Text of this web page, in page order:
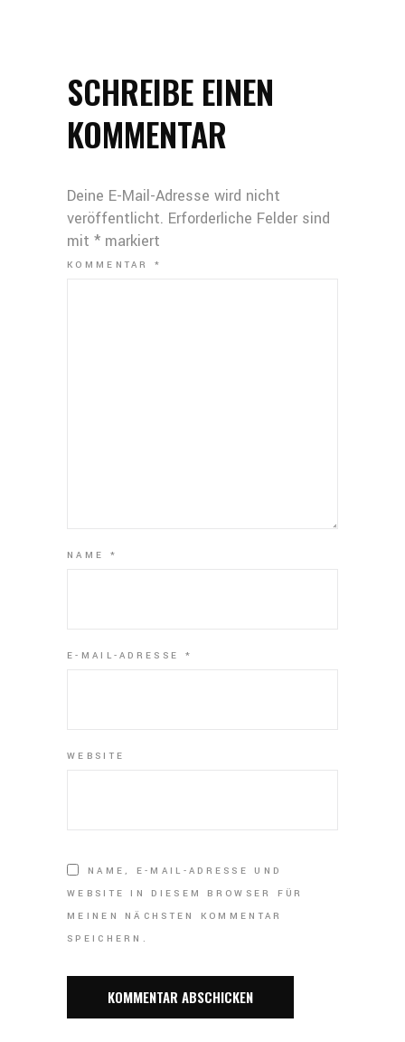
SCHREIBE EINEN
KOMMENTAR
Deine E-Mail-Adresse wird nicht
veröffentlicht. Erforderliche Felder sind
mit * markiert
KOMMENTAR*
NAME *
E-MAIL-ADRESSE *
WEBSITE
NAME, E-MAIL-ADRESSE UND
WEBSITE IN DIESEM BROWSER FÜR
MEINEN NÄCHSTEN KOMMENTAR
SPEICHERN.